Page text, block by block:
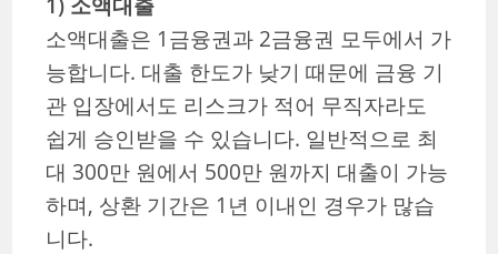
소액대출은 1금융권과 2금융권 모두에서 가
능합니다. 대출 한도가 낮기 때문에 금융 기
관 입장에서도 리스크가 적어 무직자라도
쉽게 승인받을 수 있습니다. 일반적으로 최
대 300만 원에서 500만 원까지 대출이 가능
하며, 상환 기간은 1년 이내인 경우가 많습
니다.